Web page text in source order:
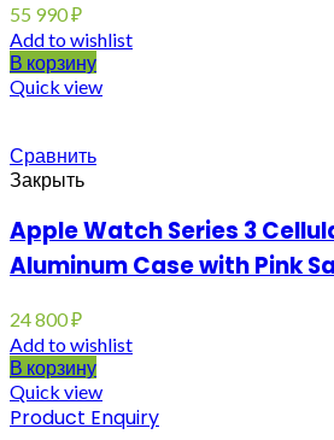
55 990₽
Add to wishlist
В корзину
Quick view
Сравнить
Закрыть
Apple Watch Series 3
Aluminum Case with Pink
24 800₽
Add to wishlist
В корзину
Quick view
Product Enquiry